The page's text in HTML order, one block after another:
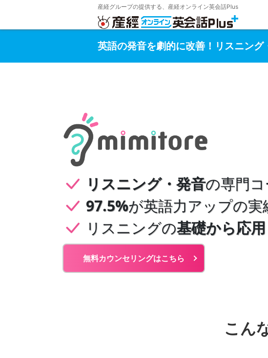
産経グループの提供する、産経オンライン英会話Plus
英語の発音を劇的に改善！リスニン
リスニング・発音の専門
97.5%が英語力アップの実
リスニングの基礎から応
無料カウンセリングはこちら
こん